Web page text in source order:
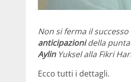
Non si ferma il
anticipazionidella
AylinYuksel alla Fikri
Ecco tutti i dettagli.